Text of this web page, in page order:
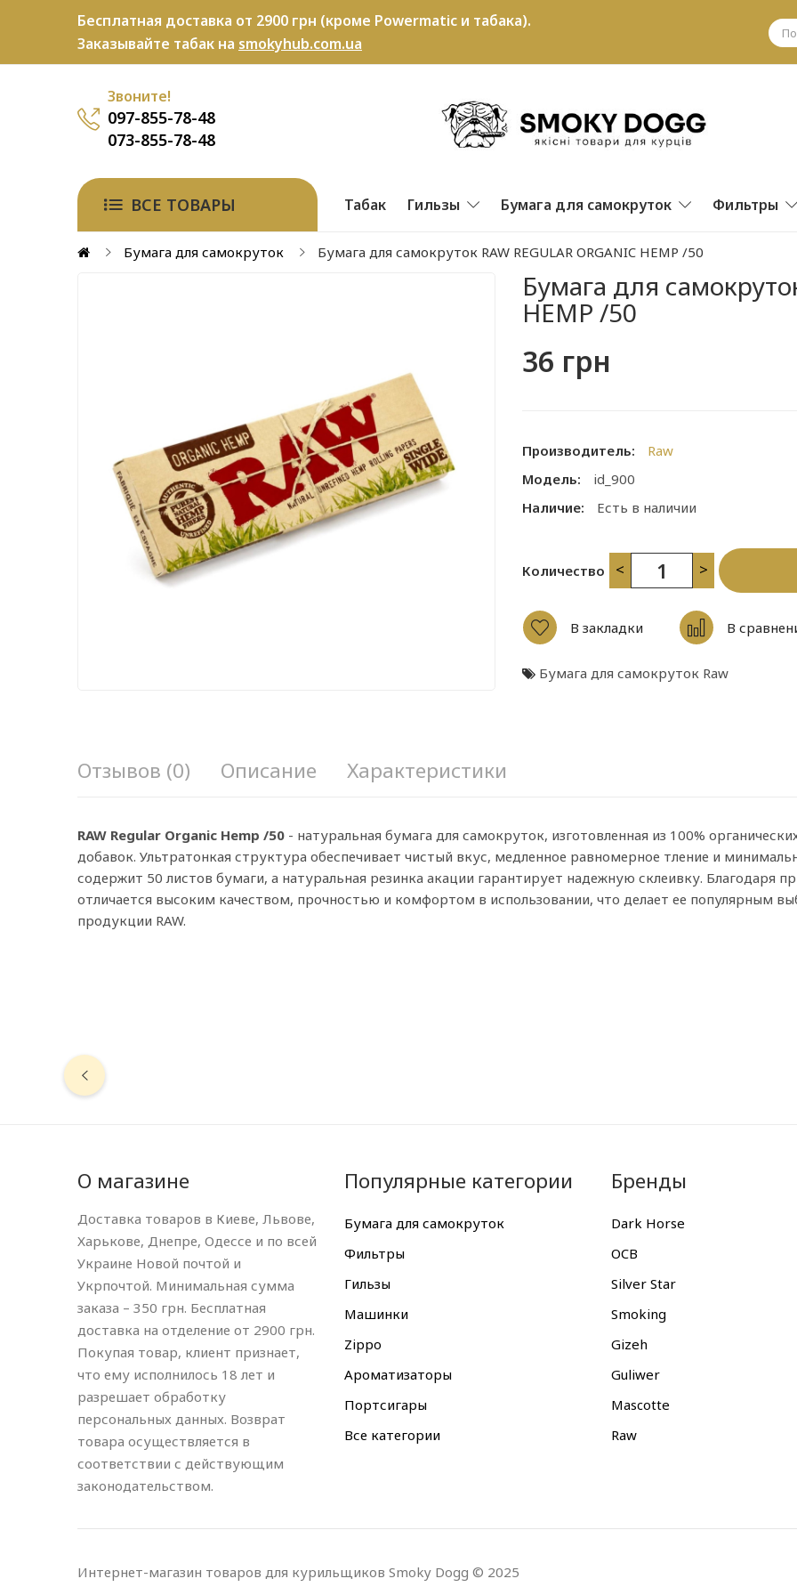
Бесплатная доставка от 2900 грн (кроме Powermatic и табака).
Заказывайте табак на smokyhub.com.ua
Звоните!
097-855-78-48
073-855-78-48
ВСЕ ТОВАРЫ Табак Гильзы Бумага для самокруток Фильтры
Бумага для самокруток Бумага для самокруток RAW REGULAR ORGANIC HEMP /50
Бумага для
HEMP /50
36 грн
Производитель:
Raw
Модель:
id_900
Наличие:
Есть в наличии
Количество < >
В закладки В
Бумага для самокруток Raw
Отзывов (0) Описание Характеристики
RAW Regular Organic Hemp /50 - натуральная бумага для самокруток, изготовленная из 100%
добавок. Ультратонкая структура обеспечивает чистый вкус, медленное равномерное тление и
содержит 50 листов бумаги, а натуральная резинка акации гарантирует надежную склеивку. Благодаря
отличается высоким качеством, прочностью и комфортом в использовании, что делает ее популярным
продукции RAW.
О магазине
Доставка товаров в Киеве, Львове,
Харькове, Днепре, Одессе и по всей
Украине Новой почтой и
Укрпочтой. Минимальная сумма
заказа – 350 грн. Бесплатная
доставка на отделение от 2900 грн.
Покупая товар, клиент признает,
что ему исполнилось 18 лет и
разрешает обработку
персональных данных. Возврат
товара осуществляется в
соответствии с действующим
законодательством.
Популярные категории
Бумага для самокруток
Фильтры
Гильзы
Машинки
Zippo
Ароматизаторы
Портсигары
Все категории
Бренды
Dark Horse
OCB
Silver Star
Smoking
Gizeh
Guliwer
Mascotte
Raw
Интернет-магазин товаров для курильщиков Smoky Dogg © 2025